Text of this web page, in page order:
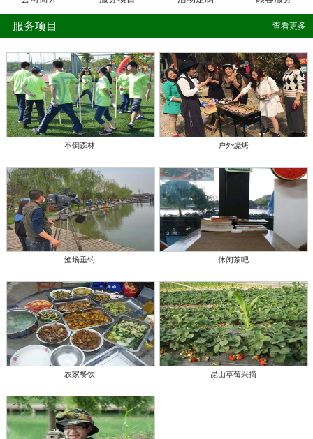
服务项目 查看更多
不倒森林 户外烧烤
渔场垂钓 休闲茶吧
农家餐饮 昆山草莓采摘